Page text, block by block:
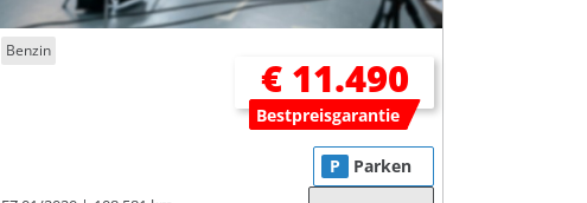
Benzin
€ 11.490
Bestpreisgarantie
P Parken